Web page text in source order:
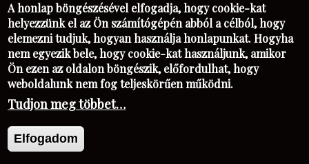
A honlap böngészésével elfogadja, hogy cookie-kat
helyezzünk el az Ön számítógépén abból a célból, hogy
elemezni tudjuk, hogyan használja honlapunkat. Hogyha
nem egyezik bele, hogy cookie-kat használjunk, amikor
Ön ezen az oldalon böngészik, előfordulhat, hogy
weboldalunk nem fog teljeskörűen működni.
Tudjon meg többet…
Elfogadom